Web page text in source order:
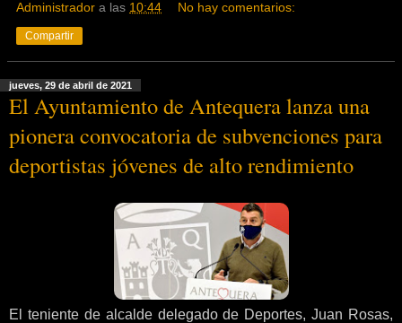
Administrador a las 10:44 No hay comentarios:
Compartir
jueves, 29 de abril de 2021
El Ayuntamiento de Antequera lanza una
pionera convocatoria de subvenciones para
deportistas jóvenes de alto rendimiento
El teniente de alcalde delegado de Deportes, Juan Rosas,